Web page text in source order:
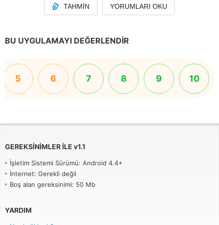
TAHMIN YORUMLARI OKU
BU UYGULAMAYI DEĞERLENDIR
5 6 7 8 9 10
GEREKSINIMLER ILE v1.1
İşletim Sistemi Sürümü: Android 4.4+
İnternet: Gerekli değil
Boş alan gereksinimi: 50 Mb
YARDIM